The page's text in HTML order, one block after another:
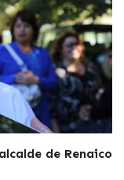
de Renaico